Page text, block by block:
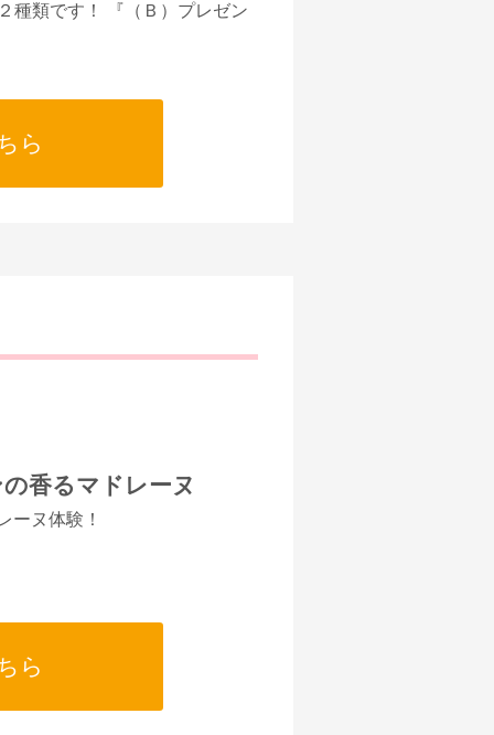
種類です！ 『（Ｂ）プレゼン
ら
香るマドレーヌ
ーヌ体験！
ら